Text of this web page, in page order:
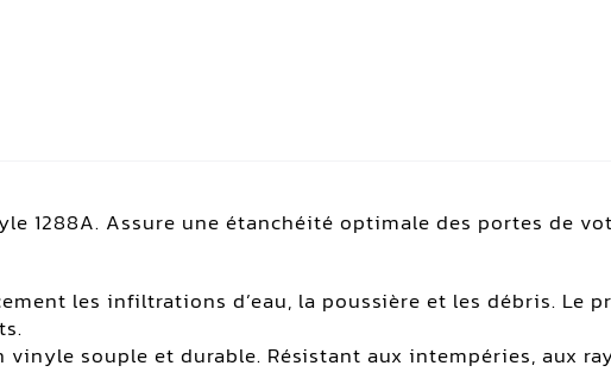
1288A. Assure une étanchéité optimale des portes de
les infiltrations d’eau, la poussière et les débris. Le
vinyle souple et durable. Résistant aux intempéries, aux